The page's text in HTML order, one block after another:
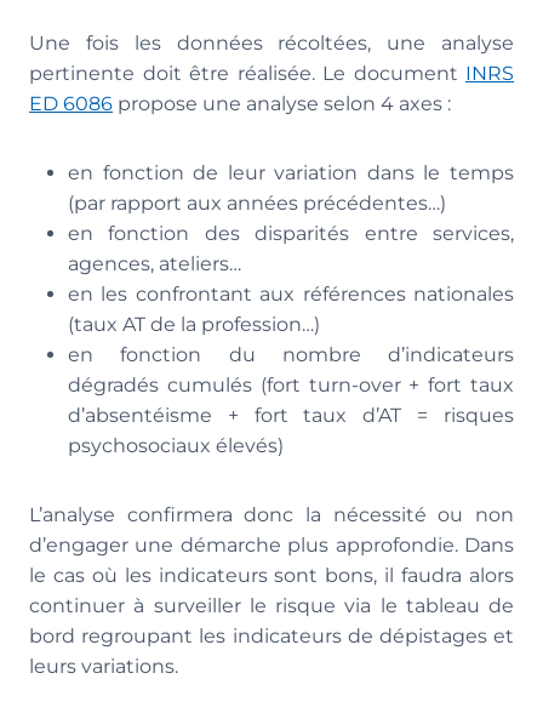
Une fois les données récoltées, une analyse
pertinente doit être réalisée. Le document INRS
ED 6086 propose une analyse selon 4 axes :
en fonction de leur variation dans le temps
(par rapport aux années précédentes…)
en fonction des disparités entre services,
agences, ateliers…
en les confrontant aux références nationales
(taux AT de la profession…)
en fonction du nombre d’indicateurs
dégradés cumulés (fort turn-over + fort taux
d’absentéisme + fort taux d’AT = risques
psychosociaux élevés)
L’analyse confirmera donc la nécessité ou non
d’engager une démarche plus approfondie. Dans
le cas où les indicateurs sont bons, il faudra alors
continuer à surveiller le risque via le tableau de
bord regroupant les indicateurs de dépistages et
leurs variations.